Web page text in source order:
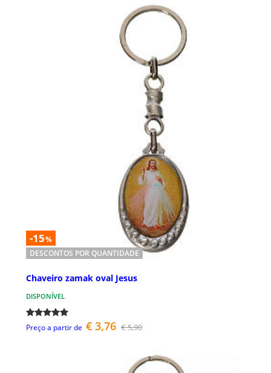
-15%
DESCONTOS POR QUANTIDADE
Chaveiro zamak oval Jesus
DISPONÍVEL
Preço a partir de € 3,76 € 5,90